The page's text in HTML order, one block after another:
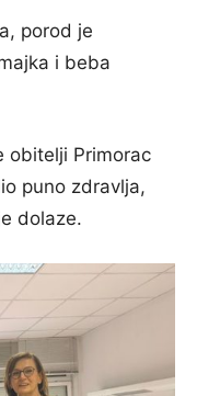
porod je
i beba
obitelji Primorac
puno zdravlja,
dolaze.